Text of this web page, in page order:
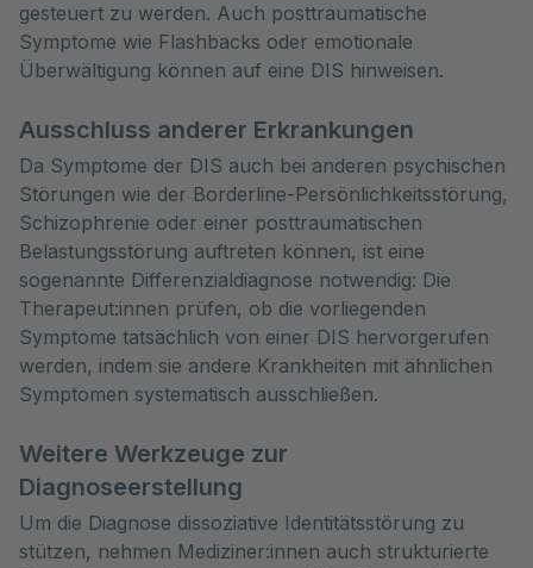
gesteuert zu werden. Auch posttraumatische
Symptome wie Flashbacks oder emotionale
Überwältigung können auf eine DIS hinweisen.
Ausschluss anderer Erkrankungen
Da Symptome der DIS auch bei anderen psychischen
Störungen wie der Borderline-Persönlichkeitsstörung,
Schizophrenie oder einer posttraumatischen
Belastungsstörung auftreten können, ist eine
sogenannte Differenzialdiagnose notwendig: Die
Therapeut:innen prüfen, ob die vorliegenden
Symptome tatsächlich von einer DIS hervorgerufen
werden, indem sie andere Krankheiten mit ähnlichen
Symptomen systematisch ausschließen.
Weitere Werkzeuge zur
Diagnoseerstellung
Um die Diagnose dissoziative Identitätsstörung zu
stützen, nehmen Mediziner:innen auch strukturierte